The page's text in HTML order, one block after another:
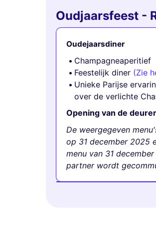
Oudjaarsfeest -
Oudejaarsdiner
Champagneaperitief
Feestelijk diner (Zie
Unieke Parijse
over de verlichte
Opening van de
De weergegeven
op 31 december 2025
menu van 31
partner wordt